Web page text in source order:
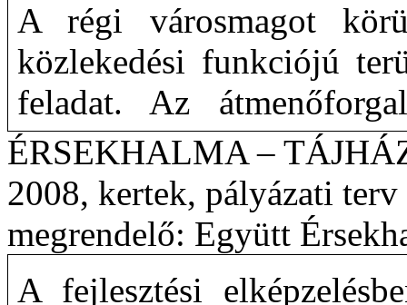
A régi városmagot
közlekedési funkciójú
feladat. Az
parkolási rendszer
gyalogos jellegűvé
területet, amely így
történelmi és építészeti
ÉRSEKHALMA –
2008, kertek, pályázati terv
megrendelő: Együtt
A fejlesztési